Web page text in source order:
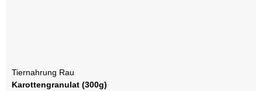
Tiernahrung Rau
Karottengranulat (300g)